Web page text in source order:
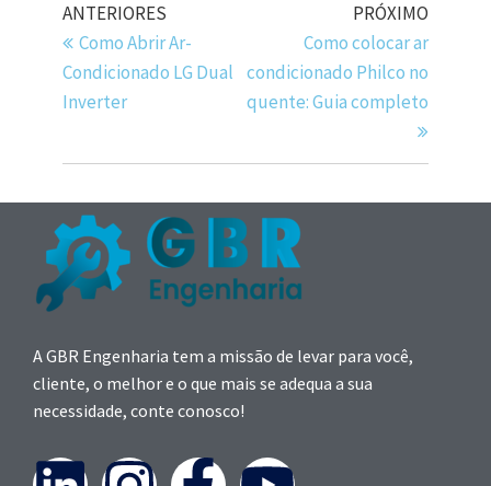
ANTERIORES
Como Abrir Ar-
Condicionado LG Dual
Inverter
PRÓXIMO
Como colocar ar
condicionado Philco no
quente: Guia completo
A GBR Engenharia tem a missão de levar para você,
cliente, o melhor e o que mais se adequa a sua
necessidade, conte conosco!